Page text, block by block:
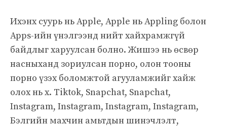
Ихэнх суурь нь Apple, Apple нь Appling болон
Apps-ийн үнэлгээнд нийт хайхрамжгүй
байдлыг харуулсан болно. Жишээ нь өсвөр
насныханд зориулсан порно, олон тооны
порно үзэх боломжтой агууламжийг хайж
олох нь x. Tiktok, Snapchat, Snapchat,
Instagram, Instagram, Instagram, Instagram,
Бэлгийн махчин амьтдын шинэчлэлт,